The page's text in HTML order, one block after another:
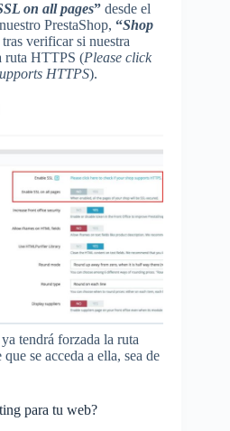
on all pages” desde el
PrestaShop, “Shop
tras verificar si nuestra
ruta HTTPS (Please click
HTTPS).
tendrá forzada la ruta
se acceda a ella, sea de
para tu web?